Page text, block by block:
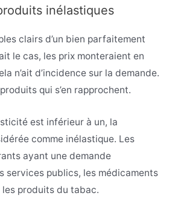
inélastiques
clairs d’un bien parfaitement
le cas, les prix monteraient en
n’ait d’incidence sur la demande.
qui s’en rapprochent.
est inférieur à un, la
comme inélastique. Les
ayant une demande
services publics, les médicaments
produits du tabac.